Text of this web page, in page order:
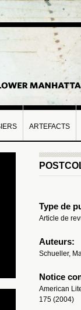
ARTEFACTS
Type de
Article de
Auteurs:
Schueller,
Notice
American
175 (2004)